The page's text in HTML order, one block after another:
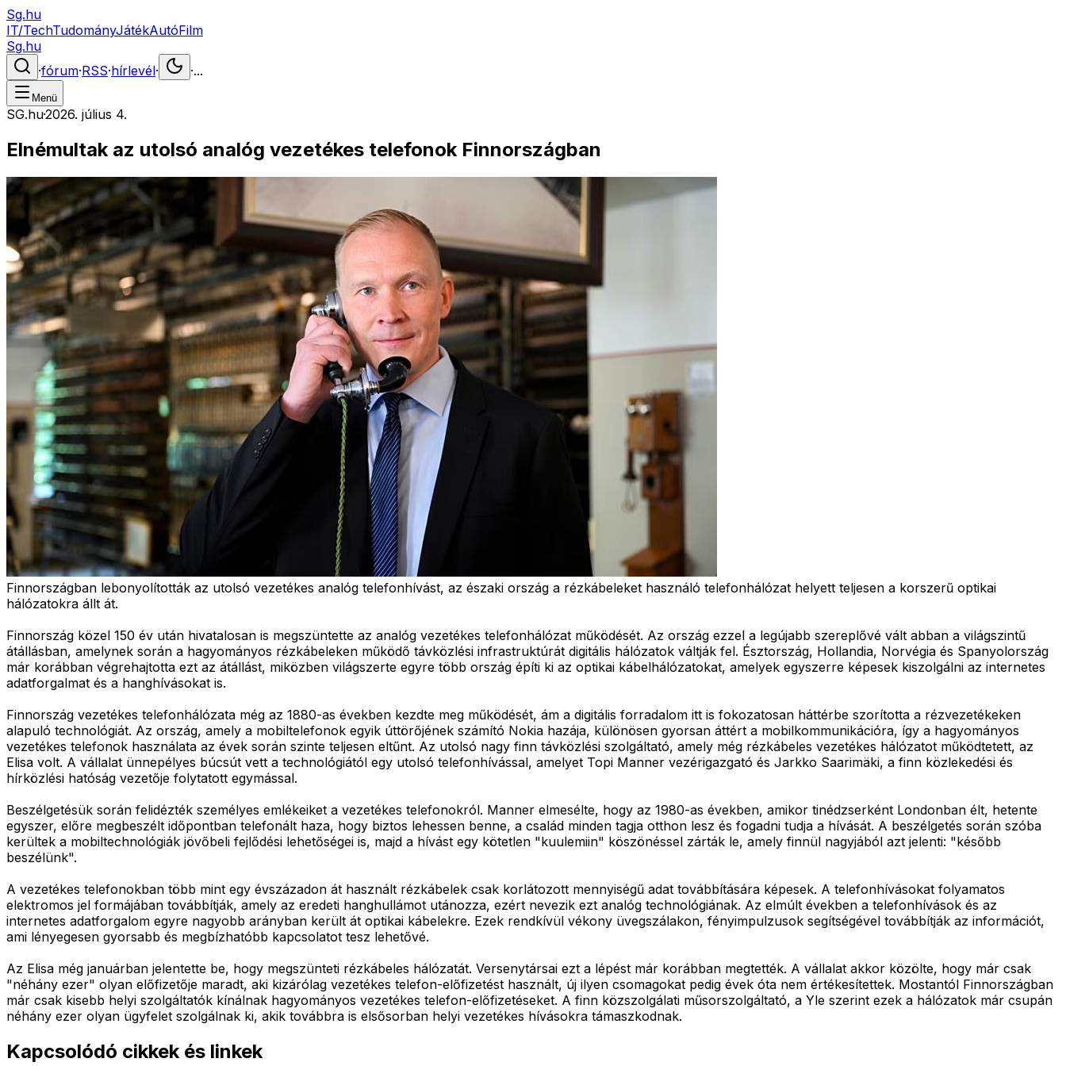
Sg.hu
IT/TechTudományJátékAutóFilm
Sg.hu
·fórum·RSS·hírlevél· ·...
Menü
SG.hu·2026. július 4.
Elnémultak az utolsó analóg vezetékes telefonok Finnországban
Finnországban lebonyolították az utolsó vezetékes analóg telefonhívást, az északi ország a rézkábeleket használó telefonhálózat helyett teljesen a korszerű optikai
hálózatokra állt át.
Finnország közel 150 év után hivatalosan is megszüntette az analóg vezetékes telefonhálózat működését. Az ország ezzel a legújabb szereplővé vált abban a világszintű
átállásban, amelynek során a hagyományos rézkábeleken működő távközlési infrastruktúrát digitális hálózatok váltják fel. Észtország, Hollandia, Norvégia és Spanyolország
már korábban végrehajtotta ezt az átállást, miközben világszerte egyre több ország építi ki az optikai kábelhálózatokat, amelyek egyszerre képesek kiszolgálni az internetes
adatforgalmat és a hanghívásokat is.
Finnország vezetékes telefonhálózata még az 1880-as években kezdte meg működését, ám a digitális forradalom itt is fokozatosan háttérbe szorította a rézvezetékeken
alapuló technológiát. Az ország, amely a mobiltelefonok egyik úttörőjének számító Nokia hazája, különösen gyorsan áttért a mobilkommunikációra, így a hagyományos
vezetékes telefonok használata az évek során szinte teljesen eltűnt. Az utolsó nagy finn távközlési szolgáltató, amely még rézkábeles vezetékes hálózatot működtetett, az
Elisa volt. A vállalat ünnepélyes búcsút vett a technológiától egy utolsó telefonhívással, amelyet Topi Manner vezérigazgató és Jarkko Saarimäki, a finn közlekedési és
hírközlési hatóság vezetője folytatott egymással.
Beszélgetésük során felidézték személyes emlékeiket a vezetékes telefonokról. Manner elmesélte, hogy az 1980-as években, amikor tinédzserként Londonban élt, hetente
egyszer, előre megbeszélt időpontban telefonált haza, hogy biztos lehessen benne, a család minden tagja otthon lesz és fogadni tudja a hívását. A beszélgetés során szóba
kerültek a mobiltechnológiák jövőbeli fejlődési lehetőségei is, majd a hívást egy kötetlen "kuulemiin" köszönéssel zárták le, amely finnül nagyjából azt jelenti: "később
beszélünk".
A vezetékes telefonokban több mint egy évszázadon át használt rézkábelek csak korlátozott mennyiségű adat továbbítására képesek. A telefonhívásokat folyamatos
elektromos jel formájában továbbítják, amely az eredeti hanghullámot utánozza, ezért nevezik ezt analóg technológiának. Az elmúlt években a telefonhívások és az
internetes adatforgalom egyre nagyobb arányban került át optikai kábelekre. Ezek rendkívül vékony üvegszálakon, fényimpulzusok segítségével továbbítják az információt,
ami lényegesen gyorsabb és megbízhatóbb kapcsolatot tesz lehetővé.
Az Elisa még januárban jelentette be, hogy megszünteti rézkábeles hálózatát. Versenytársai ezt a lépést már korábban megtették. A vállalat akkor közölte, hogy már csak
"néhány ezer" olyan előfizetője maradt, aki kizárólag vezetékes telefon-előfizetést használt, új ilyen csomagokat pedig évek óta nem értékesítettek. Mostantól Finnországban
már csak kisebb helyi szolgáltatók kínálnak hagyományos vezetékes telefon-előfizetéseket. A finn közszolgálati műsorszolgáltató, a Yle szerint ezek a hálózatok már csupán
néhány ezer olyan ügyfelet szolgálnak ki, akik továbbra is elsősorban helyi vezetékes hívásokra támaszkodnak.
Kapcsolódó cikkek és linkek